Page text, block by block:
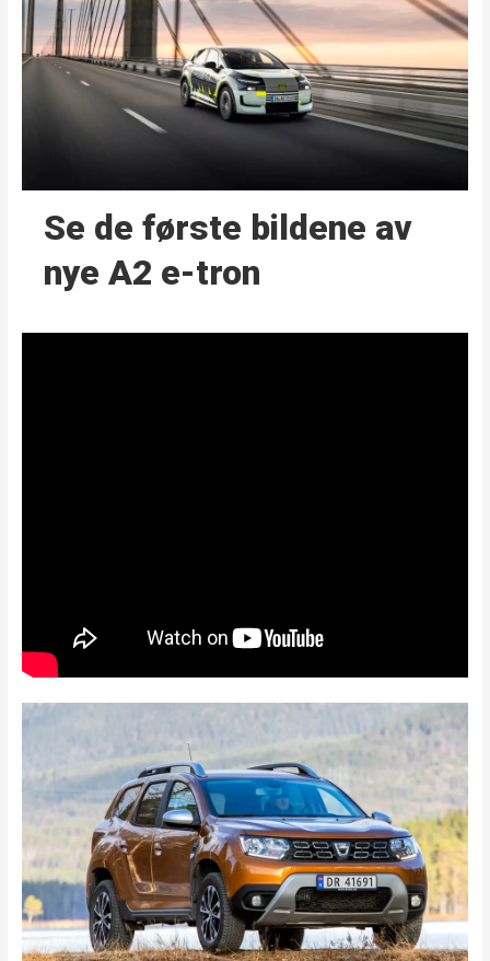
Se de første bildene av
nye A2 e-tron